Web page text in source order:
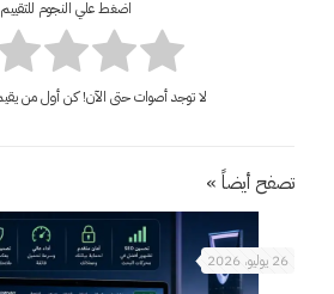
اضغط علي النجوم للتقييم
لا توجد أصوات حتى الآن! كن أول من
تصفح أيضاً »
26 يوليو، 2026